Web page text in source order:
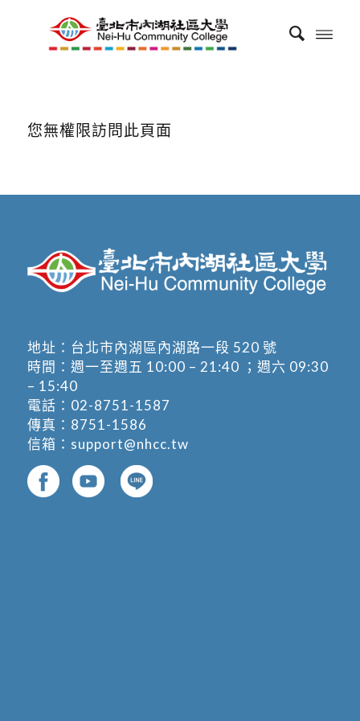
您無權限訪問此頁面
地址： 台北市內湖區內湖路一段 520 號
時間：週一至週五 10:00 – 21:40 ；週六 09:30
– 15:40
電話： 02-8751-1587
傳真：8751-1586
信箱： support@nhcc.tw